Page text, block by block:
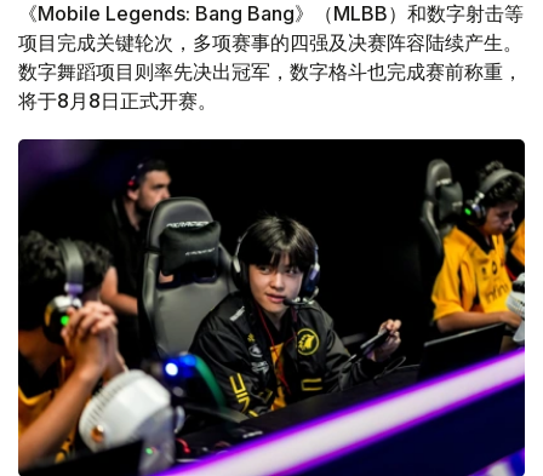
《Mobile Legends: Bang Bang》（MLBB）和数字射击等
项目完成关键轮次，多项赛事的四强及决赛阵容陆续产生。
数字舞蹈项目则率先决出冠军，数字格斗也完成赛前称重，
将于8月8日正式开赛。